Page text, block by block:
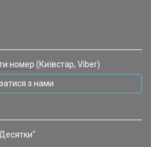
номер (Київстар, Viber)
з нами